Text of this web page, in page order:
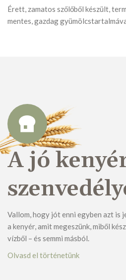
Érett, zamatos szőlőből készült,
mentes, gazdag
A jó
Vallom, hogy jót enni egyben azt is
a kenyér, amit megeszünk, miből
vízből – és semmi másból.
Olvasd el történetünk